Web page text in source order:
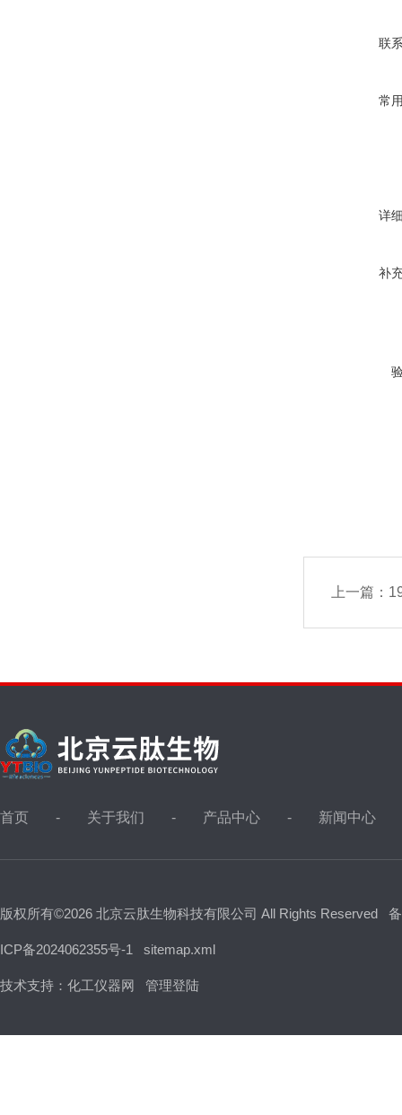
联
常
详
补
上一篇：
首页 关于我们 产品中心 新闻中心
版权所有©2026 北京云肽生物科技有限公司 All Rights Reserved
ICP备2024062355号-1 sitemap.xml
技术支持： 化工仪器网 管理登陆